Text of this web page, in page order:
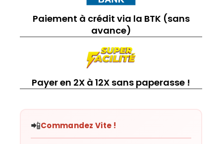
Paiement à crédit via la BTK (sans
avance)
Payer en 2X à 12X sans paperasse !
📲Commandez Vite !